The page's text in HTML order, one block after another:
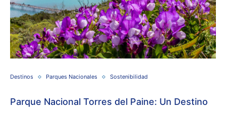
Destinos Parques Nacionales Sostenibilidad
Parque Nacional Torres del Paine: Un Destino